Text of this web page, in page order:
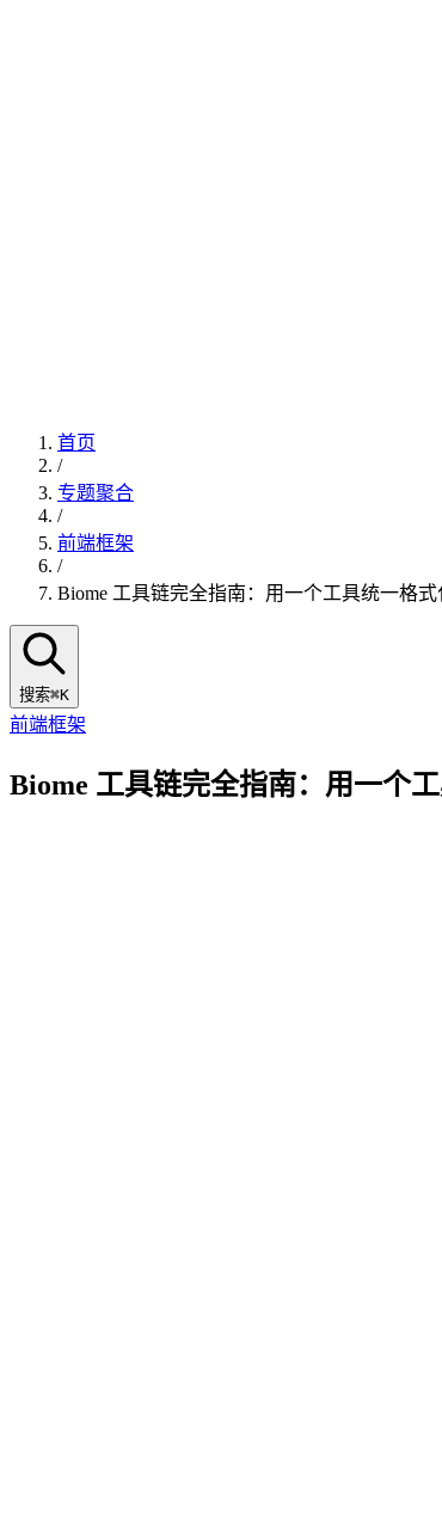
首页
/
专题聚合
/
前端框架
/
Biome 工具链完全指南：用一个工具统一格
搜索⌘K
前端框架
Biome 工具链完全指南：用一个